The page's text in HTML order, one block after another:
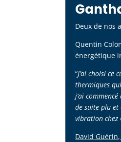
Deux de nos
Quentin
énergétique
“J’ai choisi ce
thermiques
j’ai
de suite plu et
vibration chez
David